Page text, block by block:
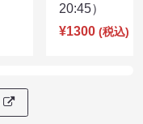
20:45）
¥1300 (税込)